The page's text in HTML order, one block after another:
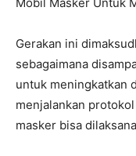
Gerakan ini
sebagaimana
untuk meningkatkan
menjalankan
masker bisa